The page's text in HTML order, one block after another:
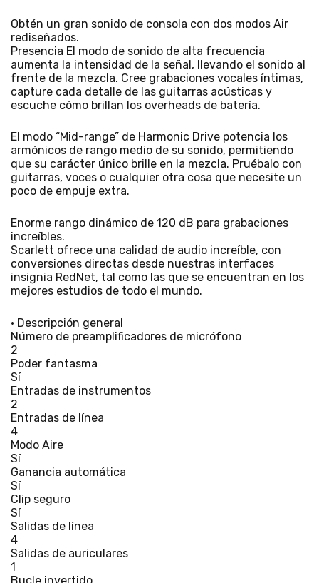
Obtén un gran sonido de consola con dos modos Air
rediseñados.
Presencia El modo de sonido de alta frecuencia
aumenta la intensidad de la señal, llevando el sonido al
frente de la mezcla. Cree grabaciones vocales íntimas,
capture cada detalle de las guitarras acústicas y
escuche cómo brillan los overheads de batería.
El modo “Mid-range” de Harmonic Drive potencia los
armónicos de rango medio de su sonido, permitiendo
que su carácter único brille en la mezcla. Pruébalo con
guitarras, voces o cualquier otra cosa que necesite un
poco de empuje extra.
Enorme rango dinámico de 120 dB para grabaciones
increíbles.
Scarlett ofrece una calidad de audio increíble, con
conversiones directas desde nuestras interfaces
insignia RedNet, tal como las que se encuentran en los
mejores estudios de todo el mundo.
• Descripción general
Número de preamplificadores de micrófono
2
Poder fantasma
Sí
Entradas de instrumentos
2
Entradas de línea
4
Modo Aire
Sí
Ganancia automática
Sí
Clip seguro
Sí
Salidas de línea
4
Salidas de auriculares
1
Bucle invertido